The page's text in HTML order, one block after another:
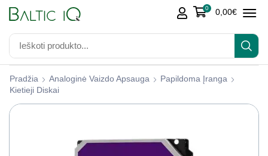
0 0,00€
Pradžia Analoginė Vaizdo Apsauga
Papildoma Įranga
Kietieji Diskai